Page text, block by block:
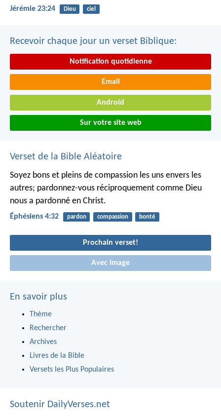
Jérémie 23:24 Dieu ciel
Recevoir chaque jour un verset Biblique:
Notification quotidienne
Email
Android
Sur votre site web
Verset de la Bible Aléatoire
Soyez bons et pleins de compassion les uns envers les
autres; pardonnez-vous réciproquement comme Dieu
nous a pardonné en Christ.
Éphésiens 4:32 pardon compassion bonté
Prochain verset!
Avec Image
En savoir plus
Thème
Rechercher
Archives
Livres de la Bible
Versets les Plus Populaires
Soutenir DailyVerses.net